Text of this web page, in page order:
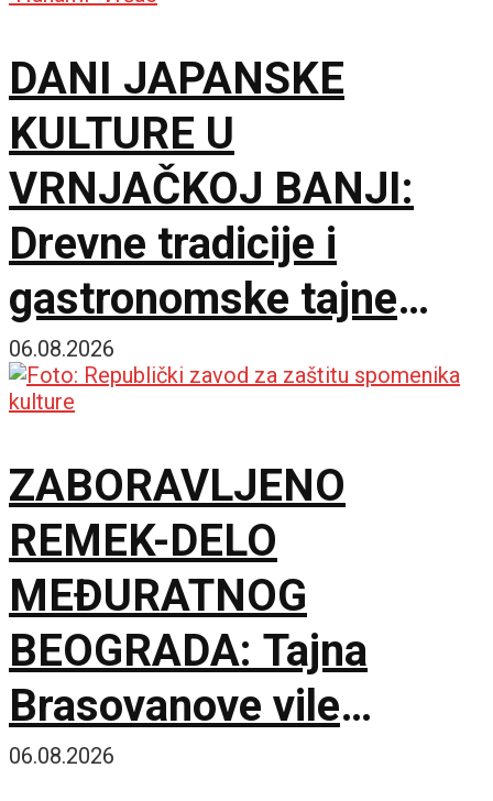
DANI JAPANSKE
KULTURE U
VRNJAČKOJ BANJI:
Drevne tradicije i
gastronomske tajne
spojile dve prijateljske
zemlje
06.08.2026
ZABORAVLJENO
REMEK-DELO
MEĐURATNOG
BEOGRADA: Tajna
Brasovanove vile
ponovo sija starim
06.08.2026